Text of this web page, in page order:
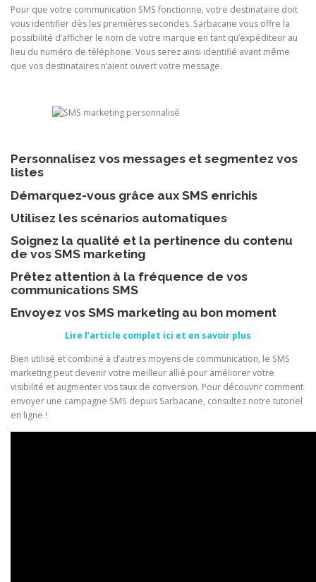
Pour que votre communication SMS fonctionne, votre destinataire doit
vous identifier dès les premières secondes. Sarbacane vous offre la
possibilité d’afficher le nom de votre marque en tant qu’expéditeur au
lieu du numéro de téléphone. Vous serez ainsi identifié avant même
que vos destinataires n’aient ouvert votre message.
Personnalisez vos messages et segmentez vos
listes
Démarquez-vous grâce aux SMS enrichis
Utilisez les scénarios automatiques
Soignez la qualité et la pertinence du contenu
de vos SMS marketing
Prêtez attention à la fréquence de vos
communications SMS
Envoyez vos SMS marketing au bon moment
Lire l’article complet ici et en savoir plus
Bien utilisé et combiné à d’autres moyens de communication, le SMS
marketing peut devenir votre meilleur allié pour améliorer votre
visibilité et augmenter vos taux de conversion. Pour découvrir comment
envoyer une campagne SMS depuis Sarbacane, consultez notre tutoriel
en ligne !